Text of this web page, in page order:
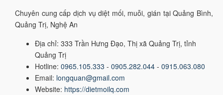
Chuyên cung cấp dịch vụ diệt mối, muỗi, gián tại Quảng Bình,
Quảng Trị, Nghệ An
Địa chỉ: 333 Trần Hưng Đạo, Thị xã Quảng Trị, tỉnh
Quảng Trị
Hotline: 0965.105.333 - 0905.282.044 - 0915.063.080
Email: longquan@gmail.com
Website: https://dietmoilq.com